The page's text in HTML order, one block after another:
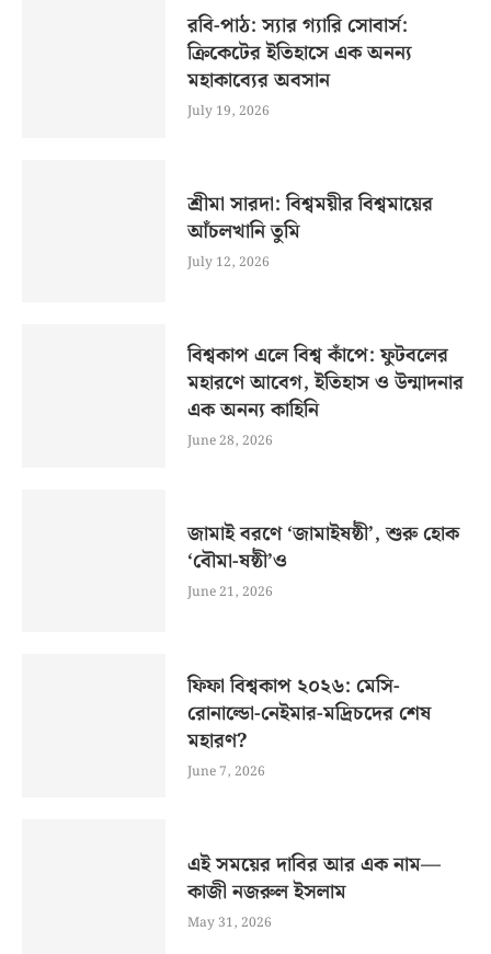
রবি-পাঠ: স্যার গ্যারি সোবার্স:
ক্রিকেটের ইতিহাসে এক অনন্য
মহাকাব্যের অবসান
July 19, 2026
শ্রীমা সারদা: বিশ্বময়ীর বিশ্বমায়ের
আঁচলখানি তুমি
July 12, 2026
বিশ্বকাপ এলে বিশ্ব কাঁপে: ফুটবলের
মহারণে আবেগ, ইতিহাস ও উন্মাদনার
এক অনন্য কাহিনি
June 28, 2026
জামাই বরণে ‘জামাইষষ্ঠী’, শুরু হোক
‘বৌমা-ষষ্ঠী’ও
June 21, 2026
ফিফা বিশ্বকাপ ২০২৬: মেসি-
রোনাল্ডো-নেইমার-মদ্রিচদের শেষ
মহারণ?
June 7, 2026
এই সময়ের দাবির আর এক নাম—
কাজী নজরুল ইসলাম
May 31, 2026